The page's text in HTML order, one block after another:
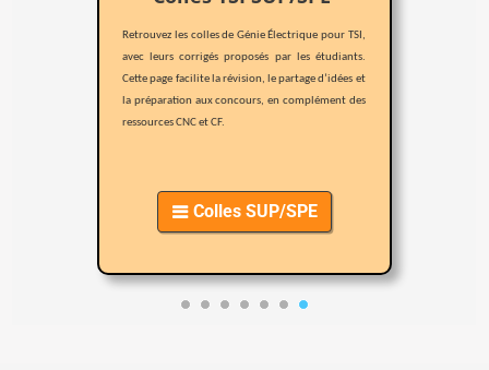
Retrouvez les colles de Génie Électrique pour TSI,
avec leurs corrigés proposés par les étudiants.
Cette page facilite la révision, le partage d’idées et
la préparation aux concours, en complément des
ressources CNC et CF.
Colles SUP/SPE